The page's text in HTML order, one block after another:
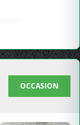
OCCASION